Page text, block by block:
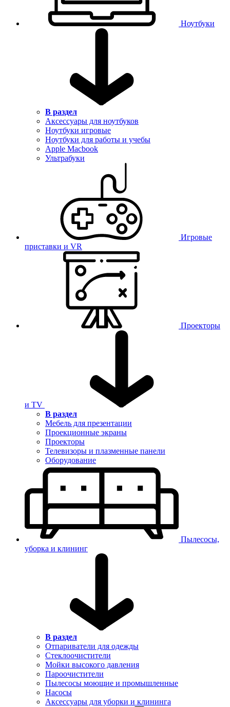
Ноутбуки
В раздел
Аксессуары для ноутбуков
Ноутбуки игровые
Ноутбуки для работы и учебы
Apple Macbook
Ультрабуки
Игровые
приставки и VR
Проекторы
и TV
В раздел
Мебель для презентации
Проекционные экраны
Проекторы
Телевизоры и плазменные панели
Оборудование
Пылесосы,
уборка и клининг
В раздел
Отпариватели для одежды
Стеклоочистители
Мойки высокого давления
Пароочистители
Пылесосы моющие и промышленные
Насосы
Аксессуары для уборки и клининга